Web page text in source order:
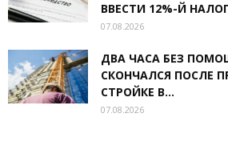
ВВЕСТИ 12%-Й
07.08.2026
ДВА ЧАСА БЕЗ
СКОНЧАЛСЯ ПОСЛЕ
СТРОЙКЕ В...
07.08.2026